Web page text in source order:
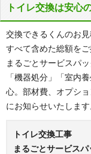
トイレ交換は安心
交換できるくんのお
すべて含めた総額をご
まるごとサービスパ
「機器処分」「室内
心。部材費、オプシ
にお知らせいたします
トイレ交換工事
まるごとサービスパ